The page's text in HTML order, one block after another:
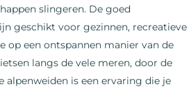
slingeren. De goed
geschikt voor gezinnen, recreatieve
op een ontspannen manier van de
langs de vele meren, door de
alpenweiden is een ervaring die je